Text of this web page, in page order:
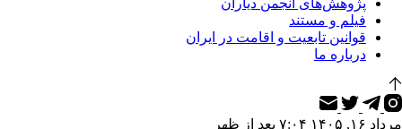
پژوهش‌های انجمن دیاران
فیلم و مستند
قوانین تابعیت و اقامت در ایران
درباره ما
مرداد ۱۶, ۱۴۰۵ ۷:۰۴ بعد از ظهر